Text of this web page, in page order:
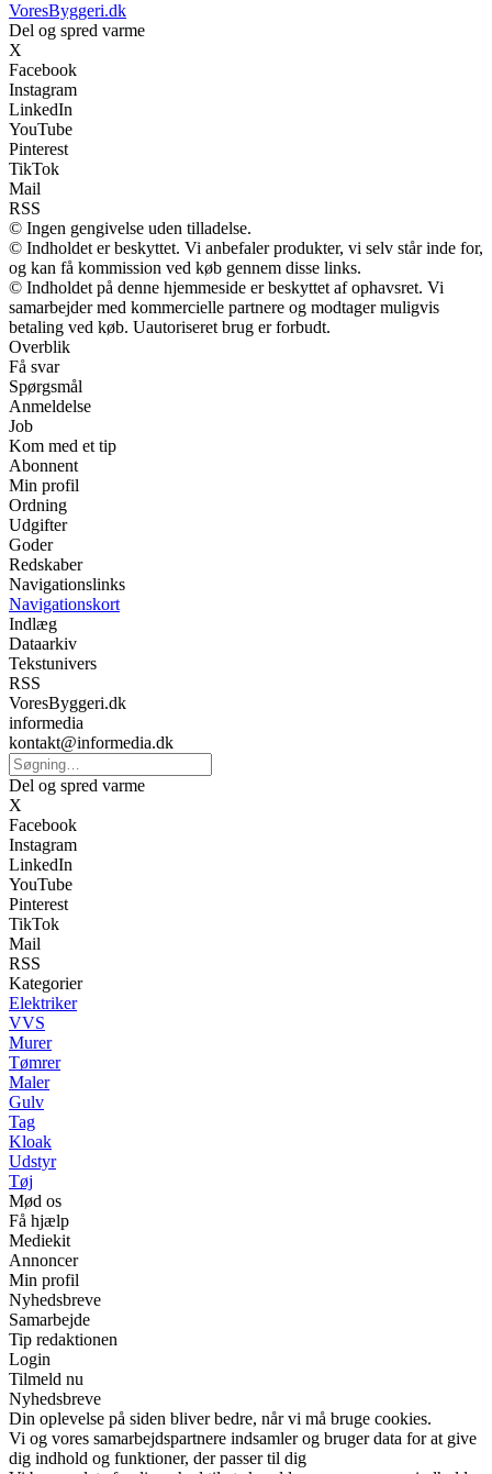
VoresByggeri.dk
Del og spred varme
X
Facebook
Instagram
LinkedIn
YouTube
Pinterest
TikTok
Mail
RSS
© Ingen gengivelse uden tilladelse.
© Indholdet er beskyttet. Vi anbefaler produkter, vi selv står inde for,
og kan få kommission ved køb gennem disse links.
© Indholdet på denne hjemmeside er beskyttet af ophavsret. Vi
samarbejder med kommercielle partnere og modtager muligvis
betaling ved køb. Uautoriseret brug er forbudt.
Overblik
Få svar
Spørgsmål
Anmeldelse
Job
Kom med et tip
Abonnent
Min profil
Ordning
Udgifter
Goder
Redskaber
Navigationslinks
Navigationskort
Indlæg
Dataarkiv
Tekstunivers
RSS
VoresByggeri.dk
informedia
kontakt@informedia.dk
Del og spred varme
X
Facebook
Instagram
LinkedIn
YouTube
Pinterest
TikTok
Mail
RSS
Kategorier
Elektriker
VVS
Murer
Tømrer
Maler
Gulv
Tag
Kloak
Udstyr
Tøj
Mød os
Få hjælp
Mediekit
Annoncer
Min profil
Nyhedsbreve
Samarbejde
Tip redaktionen
Login
Tilmeld nu
Nyhedsbreve
Din oplevelse på siden bliver bedre, når vi må bruge cookies.
Vi og vores samarbejdspartnere indsamler og bruger data for at give
dig indhold og funktioner, der passer til dig